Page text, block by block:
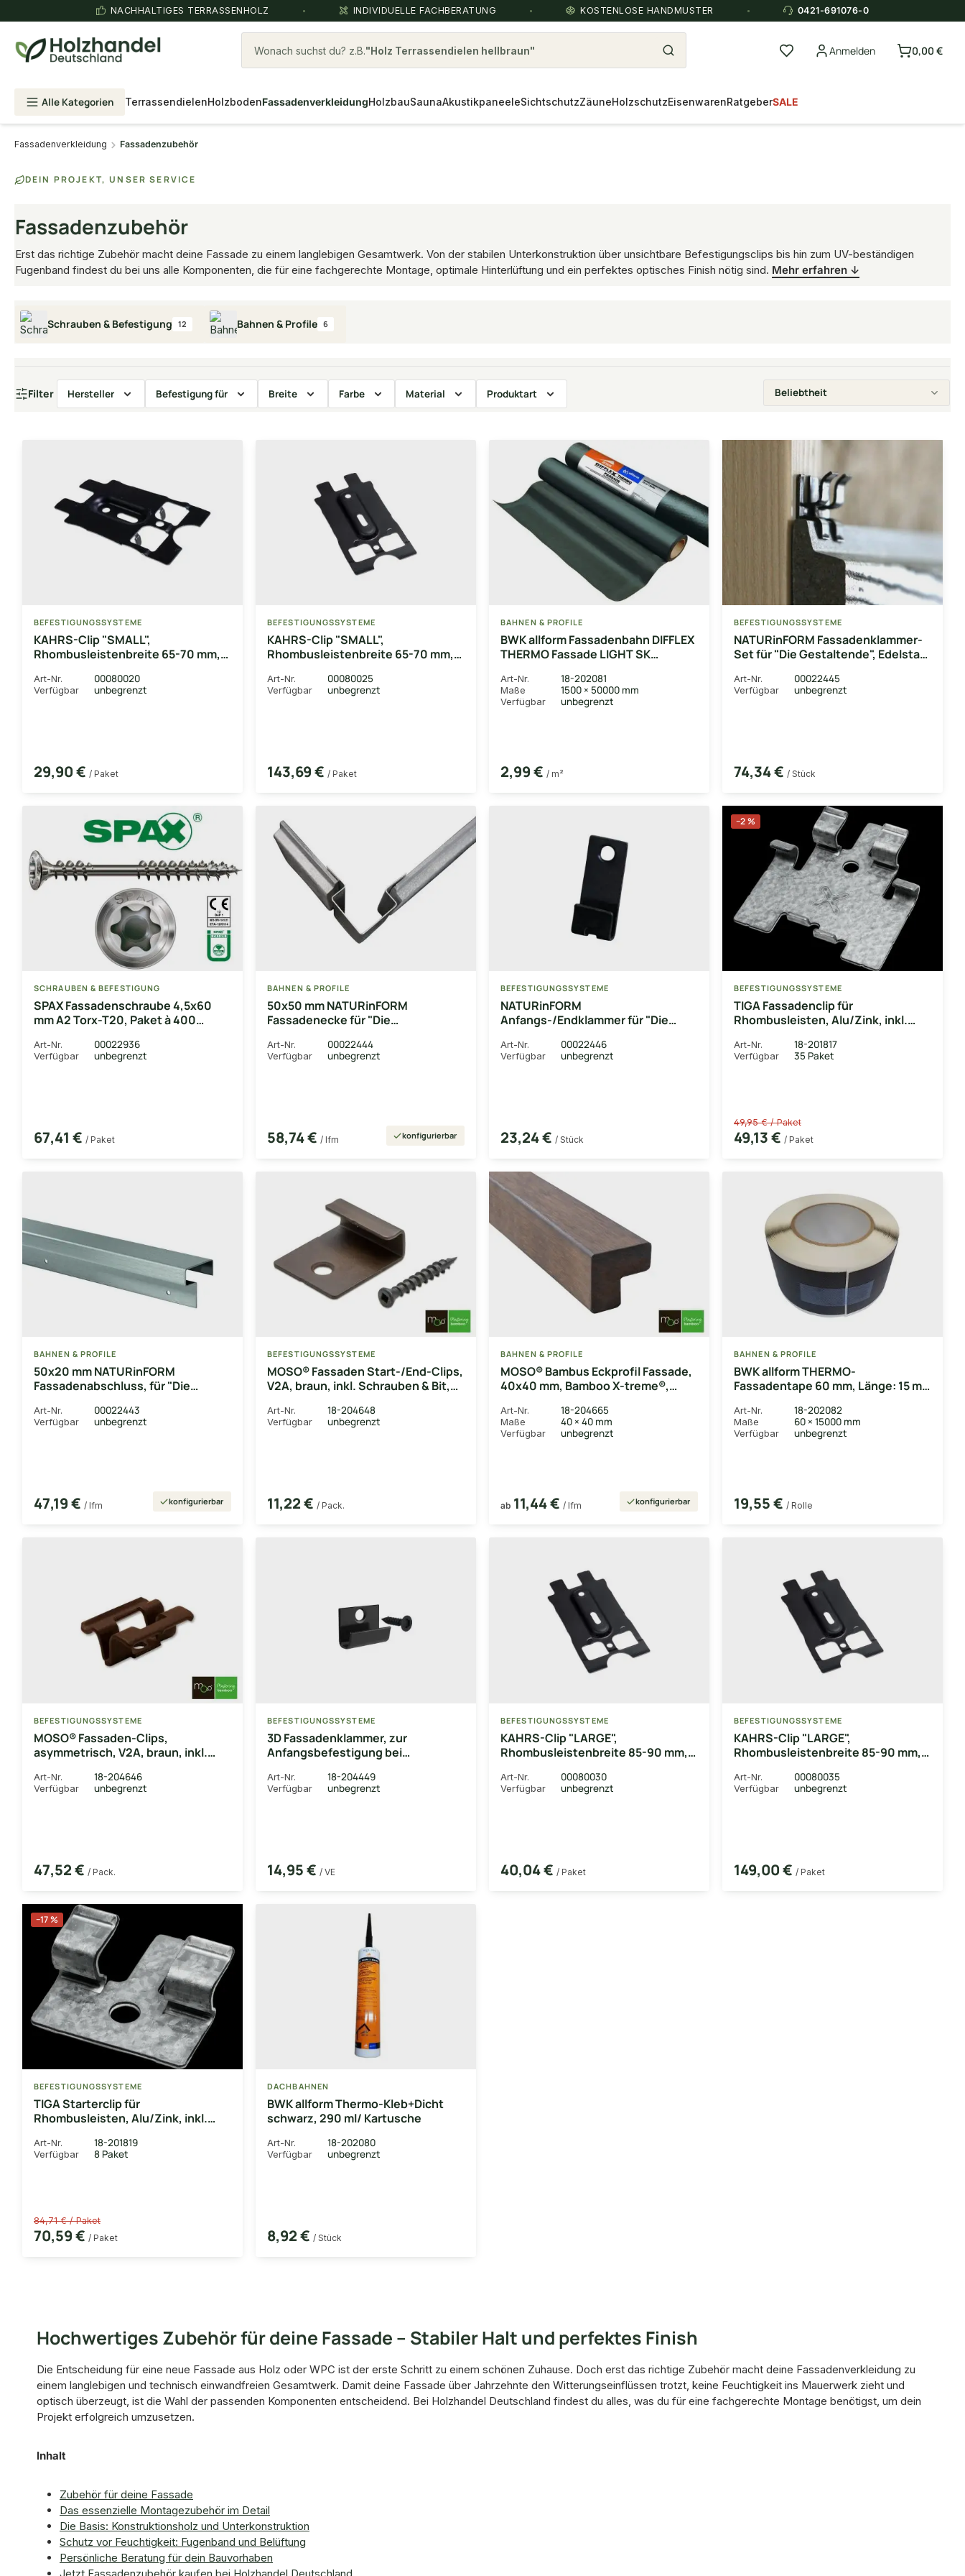
NACHHALTIGES TERRASSENHOLZ INDIVIDUELLE FACHBERATUNG KOSTENLOSE HANDMUSTER 0421-691076-0
Wonach suchst du? z.B. Kahrs Anmelden 0,00 €
Alle Kategorien TerrassendielenHolzbodenFassadenverkleidungHolzbauSaunaAkustikpaneeleSichtschutzZäuneHolzschutzEisenwarenRatgeberSALE
Fassadenverkleidung Fassadenzubehör
DEIN PROJEKT, UNSER SERVICE
Fassadenzubehör
Erst das richtige Zubehör macht deine Fassade zu einem langlebigen Gesamtwerk. Von der stabilen Unterkonstruktion über unsichtbare Befestigungsclips bis hin zum UV-beständigen
Fugenband findest du bei uns alle Komponenten, die für eine fachgerechte Montage, optimale Hinterlüftung und ein perfektes optisches Finish nötig sind. Mehr erfahren ↓
Schrauben & Befestigung 12 Bahnen & Profile 6
Filter Hersteller Befestigung für Breite Farbe Material Produktart
BEFESTIGUNGSSYSTEME
KAHRS-Clip "SMALL",
Rhombusleistenbreite 65-70 mm,
Stück/Paket
Art-Nr. 00080020
Verfügbar unbegrenzt
29,90 € / Paket
BEFESTIGUNGSSYSTEME
KAHRS-Clip "SMALL",
Rhombusleistenbreite 65-70 mm,
Stück/Paket
Art-Nr. 00080025
Verfügbar unbegrenzt
143,69 € / Paket
BAHNEN & PROFILE
BWK allform Fassadenbahn DIFFLEX
THERMO Fassade LIGHT SK
m²/Rolle Stärke: 0,4 mm
Art-Nr. 18-202081
Maße 1500 × 50000 mm
Verfügbar unbegrenzt
2,99 € / m²
BEFESTIGUNGSSYSTEME
NATURinFORM Fassadenklammer-
Set für "Die Gestaltende", Edelstahl
inkl. Bit
Art-Nr. 00022445
Verfügbar unbegrenzt
74,34 € / Stück
SCHRAUBEN & BEFESTIGUNG
SPAX Fassadenschraube 4,5x60
mm A2 Torx-T20, Paket à 400
Fixiergewinde
Art-Nr. 00022936
Verfügbar unbegrenzt
67,41 € / Paket
BAHNEN & PROFILE
50x50 mm NATURinFORM
Fassadenecke für "Die
gebürstet/geschliffen, mit
Schutzfolie
Art-Nr. 00022444
Verfügbar unbegrenzt
58,74 € / lfm konfigurierbar
BEFESTIGUNGSSYSTEME
NATURinFORM
Anfangs-/Endklammer für "Die
mit Schrauben 4,2x20 mm, 10
Stück/Beutel
Art-Nr. 00022446
Verfügbar unbegrenzt
23,24 € / Stück
−2 %
BEFESTIGUNGSSYSTEME
TIGA Fassadenclip für
Rhombusleisten, Alu/Zink, inkl.
Stk./Paket
Art-Nr. 18-201817
Verfügbar 35 Paket
49,95 € / Paket
49,13 € / Paket
BAHNEN & PROFILE
50x20 mm NATURinFORM
Fassadenabschluss, für "Die
gebürstet/geschliffen, mit
Schutzfolie
Art-Nr. 00022443
Verfügbar unbegrenzt
47,19 € / lfm konfigurierbar
BEFESTIGUNGSSYSTEME
MOSO® Fassaden Start-/End-Clips,
V2A, braun, inkl. Schrauben & Bit,
Art-Nr. 18-204648
Verfügbar unbegrenzt
11,22 € / Pack.
BAHNEN & PROFILE
MOSO® Bambus Eckprofil Fassade,
40x40 mm, Bamboo X-treme®,
Art-Nr. 18-204665
Maße 40 × 40 mm
Verfügbar unbegrenzt
ab 11,44 € / lfm konfigurierbar
BAHNEN & PROFILE
BWK allform THERMO-
Fassadentape 60 mm, Länge: 15 m,
Art-Nr. 18-202082
Maße 60 × 15000 mm
Verfügbar unbegrenzt
19,55 € / Rolle
BEFESTIGUNGSSYSTEME
MOSO® Fassaden-Clips,
asymmetrisch, V2A, braun, inkl.
Art-Nr. 18-204646
Verfügbar unbegrenzt
47,52 € / Pack.
BEFESTIGUNGSSYSTEME
3D Fassadenklammer, zur
Anfangsbefestigung bei
inkl. Schrauben
Art-Nr. 18-204449
Verfügbar unbegrenzt
14,95 € / VE
BEFESTIGUNGSSYSTEME
KAHRS-Clip "LARGE",
Rhombusleistenbreite 85-90 mm,
Stück/Paket
Art-Nr. 00080030
Verfügbar unbegrenzt
40,04 € / Paket
BEFESTIGUNGSSYSTEME
KAHRS-Clip "LARGE",
Rhombusleistenbreite 85-90 mm,
Stück/Paket
Art-Nr. 00080035
Verfügbar unbegrenzt
149,00 € / Paket
−17 %
BEFESTIGUNGSSYSTEME
TIGA Starterclip für
Rhombusleisten, Alu/Zink, inkl.
Art-Nr. 18-201819
Verfügbar 8 Paket
84,71 € / Paket
70,59 € / Paket
DACHBAHNEN
BWK allform Thermo-Kleb+Dicht
schwarz, 290 ml/ Kartusche
Art-Nr. 18-202080
Verfügbar unbegrenzt
8,92 € / Stück
Hochwertiges Zubehör für deine Fassade – Stabiler Halt und perfektes Finish
Die Entscheidung für eine neue Fassade aus Holz oder WPC ist der erste Schritt zu einem schönen Zuhause. Doch erst das richtige Zubehör macht deine Fassadenverkleidung zu
einem langlebigen und technisch einwandfreien Gesamtwerk. Damit deine Fassade über Jahrzehnte den Witterungseinflüssen trotzt, keine Feuchtigkeit ins Mauerwerk zieht und
optisch überzeugt, ist die Wahl der passenden Komponenten entscheidend. Bei Holzhandel Deutschland findest du alles, was du für eine fachgerechte Montage benötigst, um dein
Projekt erfolgreich umzusetzen.
Inhalt
Zubehör für deine Fassade
Das essenzielle Montagezubehör im Detail
Die Basis: Konstruktionsholz und Unterkonstruktion
Schutz vor Feuchtigkeit: Fugenband und Belüftung
Persönliche Beratung für dein Bauvorhaben